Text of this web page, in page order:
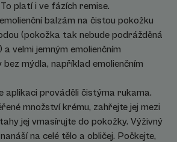
platí i ve fázích remise.
balzám na čistou pokožku
(pokožka tak nebude podrážděná
velmi jemným emolienčním
mýdla, například emolienčním
aplikaci prováděli čistýma rukama.
množství krému, zahřejte jej mezi
jej vmasírujte do pokožky. Výživný
na celé tělo a obličej. Počkejte,